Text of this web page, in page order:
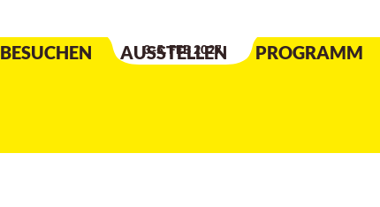
Datum der Veranstaltung:
3.-5. FEB 2027
BESUCHEN AUSSTELLEN PROGRAMM